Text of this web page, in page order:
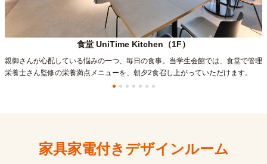
食堂 UniTime Kitchen（1F）
親御さんが心配している悩みの一つ、毎日の食事。当学生会館では、食堂で管理
栄養士さん監修の栄養満点メニューを、朝夕2食召し上がっていただけます。
家具家電付きデザインルーム